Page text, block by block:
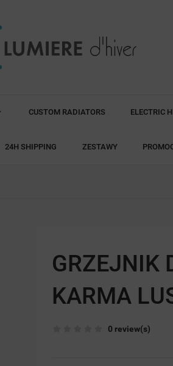
CUSTOM RADIATORS ELECTRIC
24H SHIPPING ZESTAWY
GRZEJNIK
KARMA
0 review(s)